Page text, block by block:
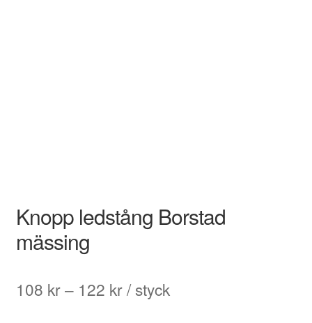
Knopp ledstång Borstad
mässing
108 kr– 122 krPrisintervall:
/ styck